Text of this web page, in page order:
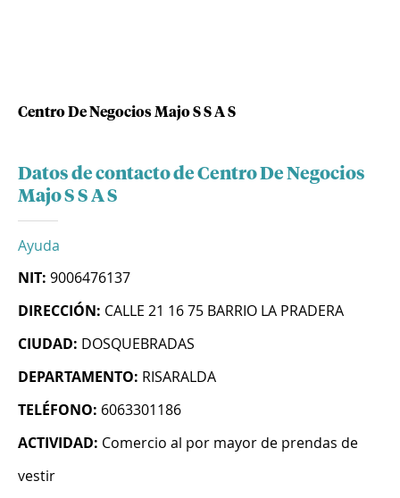
Centro De Negocios Majo S S A S
Datos de contacto de Centro De Negocios
Majo S S A S
Ayuda
NIT: 9006476137
DIRECCIÓN: CALLE 21 16 75 BARRIO LA PRADERA
CIUDAD: DOSQUEBRADAS
DEPARTAMENTO: RISARALDA
TELÉFONO: 6063301186
ACTIVIDAD: Comercio al por mayor de prendas de
vestir